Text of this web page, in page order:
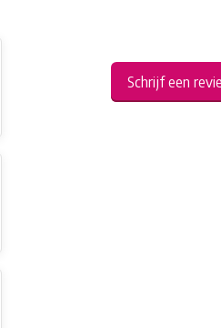
Schrijf een